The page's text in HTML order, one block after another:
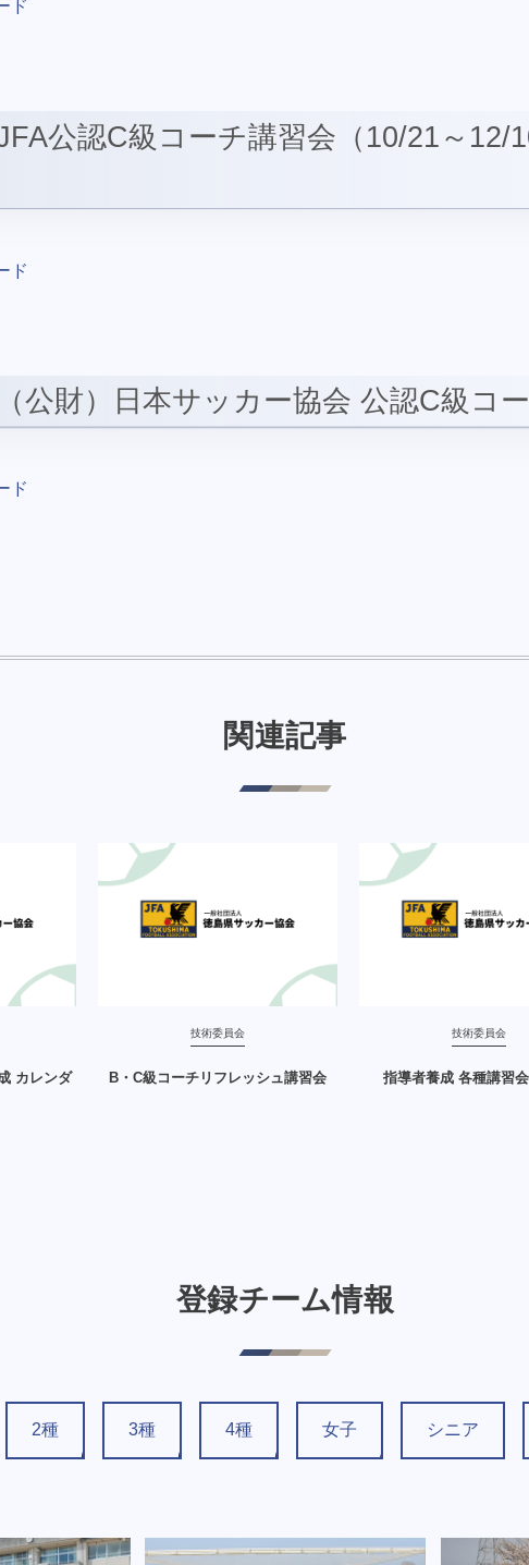
ド
公認C級コーチ講習会（10/21～12/
ド
公財）日本サッカー協会 公認C級コ
ド
関連記事
カレンダ
技術委員会
B・C級コーチリフレッシュ講習会
技術委員会
指導者養成 各種講習
登録チーム情報
2種 3種 4種 女子 シニア